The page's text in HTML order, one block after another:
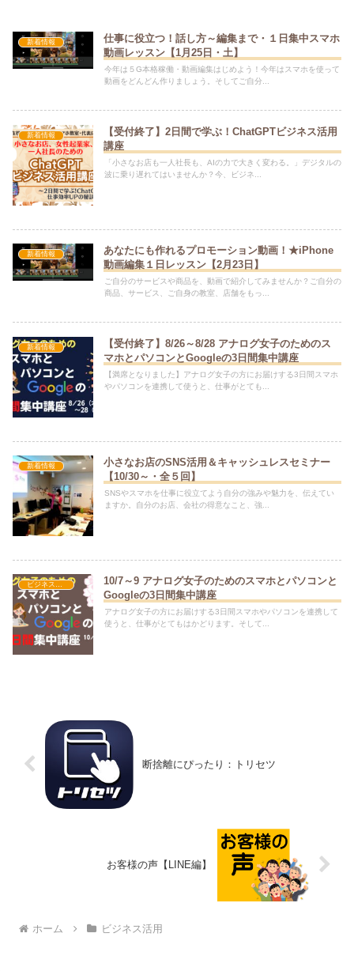
新着情報
仕事に役立つ！話し方～編集まで・１日集中スマホ
動画レッスン【1月25日・土】
今年は５G本格稼働・動画編集はじめよう！今年はスマホを使って
動画をどんどん作りましょう。そしてご自分...
新着情報
【受付終了】2日間で学ぶ！ChatGPTビジネス活用
講座
「小さなお店も一人社長も、AIの力で大きく変わる。」デジタルの
波に乗り遅れてはいませんか？今、ビジネ...
新着情報
あなたにも作れるプロモーション動画！★iPhone
動画編集１日レッスン【2月23日】
ご自分のサービスや商品を、動画で紹介してみませんか？ご自分の
商品、サービス、ご自身の教室、店舗をもっ...
新着情報
【受付終了】8/26～8/28 アナログ女子のためのス
マホとパソコンとGoogleの3日間集中講座
【満席となりました】アナログ女子の方にお届けする3日間スマホ
やパソコンを連携して使うと、仕事がとても...
新着情報
小さなお店のSNS活用＆キャッシュレスセミナー
【10/30～・全５回】
SNSやスマホを仕事に役立てよう自分の強みや魅力を、伝えてい
ますか。自分のお店、会社の得意なこと、強...
ビジネス活用
10/7～9 アナログ女子のためのスマホとパソコンと
Googleの3日間集中講座
アナログ女子の方にお届けする3日間スマホやパソコンを連携して
使うと、仕事がとてもはかどります。そして...
断捨離にぴったり：トリセツ
お客様の声【LINE編】
ホーム ビジネス活用